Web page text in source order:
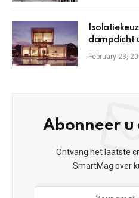
dampdicht
February 23,
Abonneer u
Ontvang het laatste
SmartMag over